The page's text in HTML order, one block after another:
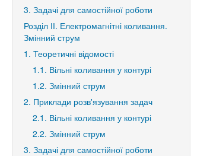
3. Задачі для самостійної роботи
Розділ ІІ. Електромагнітні коливання.
Змінний струм
1. Теоретичні відомості
1.1. Вільні коливання у контурі
1.2. Змінний струм
2. Приклади розв'язування задач
2.1. Вільні коливання у контурі
2.2. Змінний струм
3. Задачі для самостійної роботи